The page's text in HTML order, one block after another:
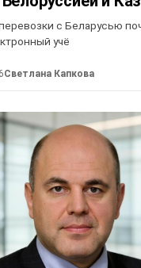
с Беларусью
учё
Светлана Капкова